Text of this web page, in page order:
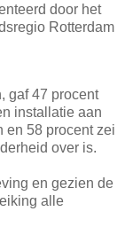
door het
Rotterdam
gaf 47 procent
installatie aan
en 58 procent zei
over is.
en gezien de
alle